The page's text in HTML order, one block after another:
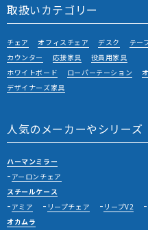
取扱いカテゴリー
チェア オフィスチェア デスク テー
カウンター
応接家具
役員用家具
ホワイトボード
ローパーテーション
デザイナーズ家具
人気のメーカーやシリーズ
ハーマンミラー
アーロンチェア
スチールケース
アミア
リープチェア リープV2
オカムラ